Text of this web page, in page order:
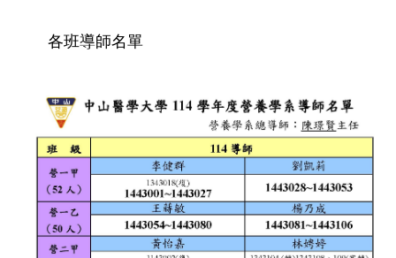
各班導師名單